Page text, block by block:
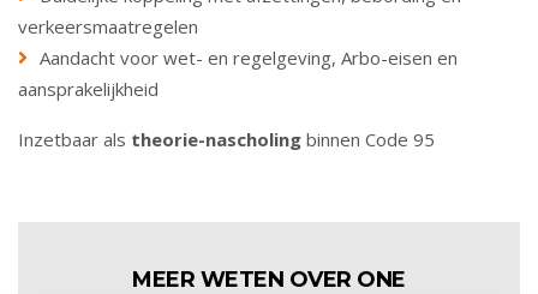
verkeersmaatregelen
Aandacht voor wet- en regelgeving, Arbo-eisen en
aansprakelijkheid
Inzetbaar als theorie-nascholing binnen Code 95
MEER WETEN OVER ONE